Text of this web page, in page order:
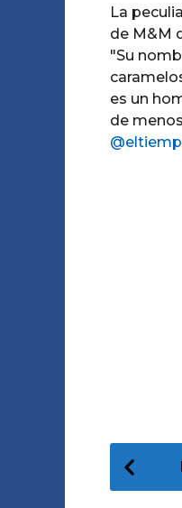
La
de M&M
"Su
es un
de
P
o